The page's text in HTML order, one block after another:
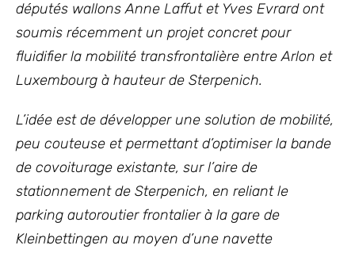
députés wallons Anne Laffut et Yves Evrard ont
soumis récemment un projet concret pour
fluidifier la mobilité transfrontalière entre Arlon et
Luxembourg à hauteur de Sterpenich.
L’idée est de développer une solution de mobilité,
peu couteuse et permettant d’optimiser la bande
de covoiturage existante, sur l’aire de
stationnement de Sterpenich, en reliant le
parking autoroutier frontalier à la gare de
Kleinbettingen au moyen d’une navette